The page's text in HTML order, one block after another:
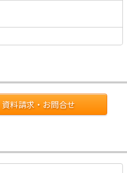
料請求・お問合せ